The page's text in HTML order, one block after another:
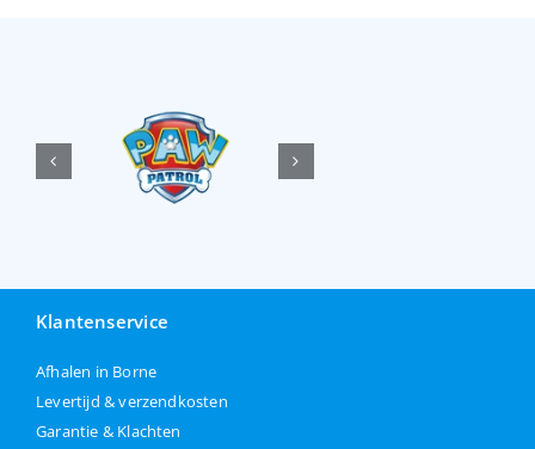
Klantenservice
Afhalen in Borne
Levertijd & verzendkosten
Garantie & Klachten